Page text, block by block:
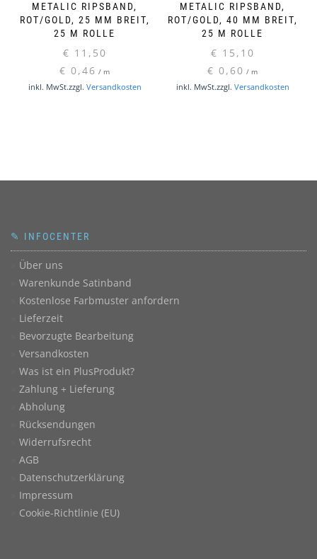
METALIC RIPSBAND,
ROT/GOLD, 25 MM BREIT,
25 M ROLLE
€ 11,50
€ 0,46 / m
inkl. MwSt.zzgl. Versandkosten
METALIC RIPSBAND,
ROT/GOLD, 40 MM BREIT,
25 M ROLLE
€ 15,10
€ 0,60 / m
inkl. MwSt.zzgl. Versandkosten
✎ INFOCENTER
Über uns
Warenkunde Satinband
Kostenlose Farbmuster anfordern
Lieferzeit
Bevorzugte Bearbeitung
Versandkosten
Was ist ein PlusProdukt?
Zahlung + Lieferung
Abholung
Rücksendungen
Widerrufsrecht
AGB
Datenschutzerklärung
Impressum
Cookie-Richtlinie (EU)